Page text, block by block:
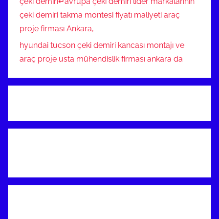
çeki demiri takma montesi fiyatı maliyeti araç
proje firması Ankara,
hyundai tucson çeki demiri kancası montajı ve
araç proje usta mühendislik firması ankara da